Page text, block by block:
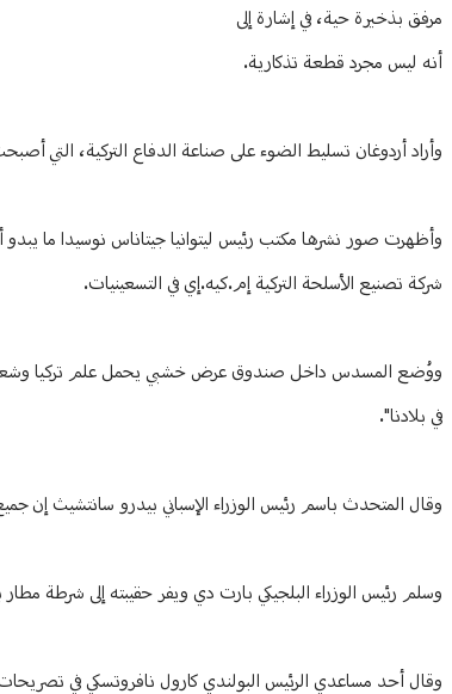
مرفق بذخيرة حية، في إشارة إلى
أنه ليس مجرد قطعة تذكارية.
وأراد أردوغان تسليط الضوء على صناعة الدفاع التركية، التي
وأظهرت صور نشرها مكتب رئيس ليتوانيا جيتاناس نوسيدا ما يبدو أنه مسدس جوموساي .357 ماجنم،
شركة تصنيع الأسلحة التركية إم.كيه.إي في التسعينيات.
ووُضع المسدس داخل صندوق عرض خشبي يحمل علم تركيا وشعار
في بلادنا".
وقال المتحدث باسم رئيس الوزراء الإسباني بيدرو سانتشيث إن
وسلم رئيس الوزراء البلجيكي بارت دي ويفر حقيبته إلى شرطة مطار
وقال أحد مساعدي الرئيس البولندي كارول نافروتسكي في